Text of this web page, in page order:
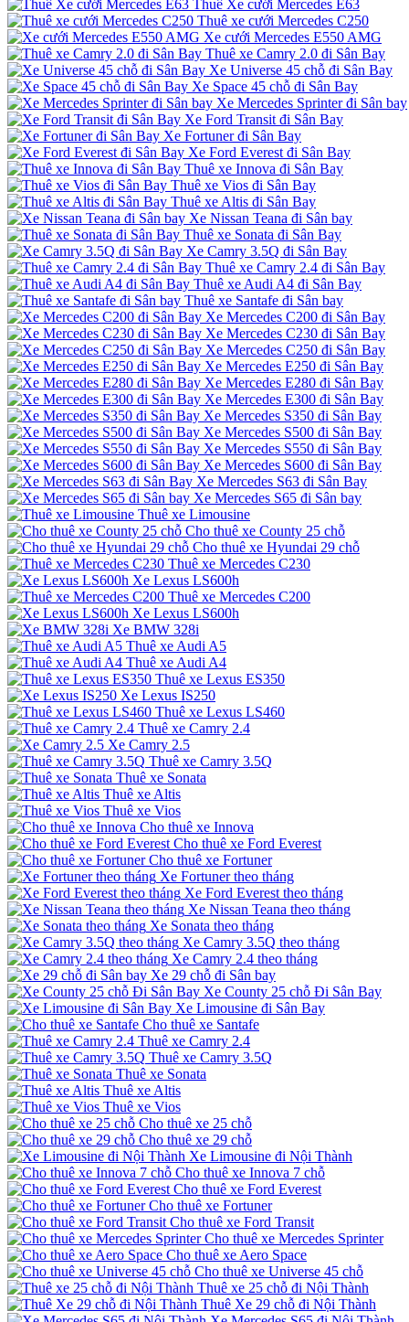
Thuê Xe cưới Mercedes E63
Thuê xe cưới Mercedes C250
Xe cưới Mercedes E550 AMG
Thuê xe Camry 2.0 đi Sân Bay
Xe Universe 45 chỗ đi Sân Bay
Xe Space 45 chỗ đi Sân Bay
Xe Mercedes Sprinter đi Sân bay
Xe Ford Transit đi Sân Bay
Xe Fortuner đi Sân Bay
Xe Ford Everest đi Sân Bay
Thuê xe Innova đi Sân Bay
Thuê xe Vios đi Sân Bay
Thuê xe Altis đi Sân Bay
Xe Nissan Teana đi Sân bay
Thuê xe Sonata đi Sân Bay
Xe Camry 3.5Q đi Sân Bay
Thuê xe Camry 2.4 đi Sân Bay
Thuê xe Audi A4 đi Sân Bay
Thuê xe Santafe đi Sân bay
Xe Mercedes C200 đi Sân Bay
Xe Mercedes C230 đi Sân Bay
Xe Mercedes C250 đi Sân Bay
Xe Mercedes E250 đi Sân Bay
Xe Mercedes E280 đi Sân Bay
Xe Mercedes E300 đi Sân Bay
Xe Mercedes S350 đi Sân Bay
Xe Mercedes S500 đi Sân Bay
Xe Mercedes S550 đi Sân Bay
Xe Mercedes S600 đi Sân Bay
Xe Mercedes S63 đi Sân Bay
Xe Mercedes S65 đi Sân bay
Thuê xe Limousine
Cho thuê xe County 25 chỗ
Cho thuê xe Hyundai 29 chỗ
Thuê xe Mercedes C230
Xe Lexus LS600h
Thuê xe Mercedes C200
Xe Lexus LS600h
Xe BMW 328i
Thuê xe Audi A5
Thuê xe Audi A4
Thuê xe Lexus ES350
Xe Lexus IS250
Thuê xe Lexus LS460
Thuê xe Camry 2.4
Xe Camry 2.5
Thuê xe Camry 3.5Q
Thuê xe Sonata
Thuê xe Altis
Thuê xe Vios
Cho thuê xe Innova
Cho thuê xe Ford Everest
Cho thuê xe Fortuner
Xe Fortuner theo tháng
Xe Ford Everest theo tháng
Xe Nissan Teana theo tháng
Xe Sonata theo tháng
Xe Camry 3.5Q theo tháng
Xe Camry 2.4 theo tháng
Xe 29 chỗ đi Sân bay
Xe County 25 chỗ Đi Sân Bay
Xe Limousine đi Sân Bay
Cho thuê xe Santafe
Thuê xe Camry 2.4
Thuê xe Camry 3.5Q
Thuê xe Sonata
Thuê xe Altis
Thuê xe Vios
Cho thuê xe 25 chỗ
Cho thuê xe 29 chỗ
Xe Limousine đi Nội Thành
Cho thuê xe Innova 7 chỗ
Cho thuê xe Ford Everest
Cho thuê xe Fortuner
Cho thuê xe Ford Transit
Cho thuê xe Mercedes Sprinter
Cho thuê xe Aero Space
Cho thuê xe Universe 45 chỗ
Thuê xe 25 chỗ đi Nội Thành
Thuê Xe 29 chỗ đi Nội Thành